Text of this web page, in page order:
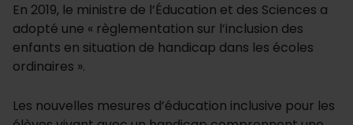
En 2019, le ministre de l’Éducation et des Sciences a
adopté une « règlementation sur l’inclusion des
enfants en situation de handicap dans les écoles
ordinaires ».
Les nouvelles mesures d’éducation inclusive pour les